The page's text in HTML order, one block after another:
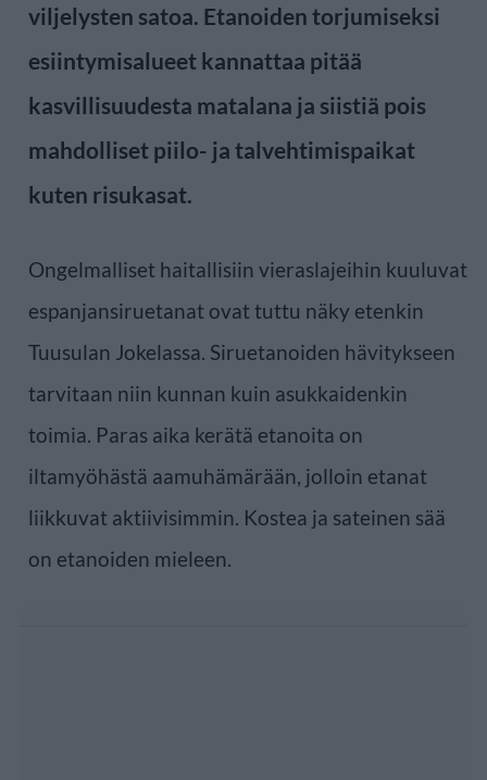
viljelysten satoa. Etanoiden torjumiseksi
esiintymisalueet kannattaa pitää
kasvillisuudesta matalana ja siistiä pois
mahdolliset piilo- ja talvehtimispaikat
kuten risukasat.
Ongelmalliset haitallisiin vieraslajeihin kuuluvat
espanjansiruetanat ovat tuttu näky etenkin
Tuusulan Jokelassa. Siruetanoiden hävitykseen
tarvitaan niin kunnan kuin asukkaidenkin
toimia. Paras aika kerätä etanoita on
iltamyöhästä aamuhämärään, jolloin etanat
liikkuvat aktiivisimmin. Kostea ja sateinen sää
on etanoiden mieleen.